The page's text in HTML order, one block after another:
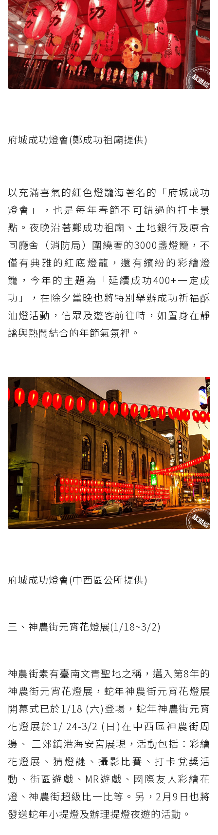
府城成功燈會(鄭成功祖廟提供)
以充滿喜氣的紅色燈籠海著名的「府城成功
燈會」，也是每年春節不可錯過的打卡景
點。夜晚沿著鄭成功祖廟、土地銀行及原合
同廳舍（消防局）圍繞著的3000盞燈籠，不
僅有典雅的紅底燈籠，還有繽紛的彩繪燈
籠，今年的主題為「延續成功400+一定成
功」，在除夕當晚也將特別舉辦成功祈福酥
油燈活動，信眾及遊客前往時，如置身在靜
謐與熱鬧結合的年節氣氛裡。
府城成功燈會(中西區公所提供)
三、神農街元宵花燈展(1/18~3/2)
神農街素有臺南文青聖地之稱，邁入第8年的
神農街元宵花燈展，蛇年神農街元宵花燈展
開幕式已於1/18 (六)登場，蛇年神農街元宵
花燈展於1/ 24-3/2 (日)在中西區神農街周
邊、 三郊鎮港海安宮展現，活動包括：彩繪
花燈展、猜燈謎、攝影比賽、打卡兌獎活
動、街區遊戲、MR遊戲、國際友人彩繪花
燈、神農街超級比一比等。另，2月9日也將
發送蛇年小提燈及辦理提燈夜遊的活動。